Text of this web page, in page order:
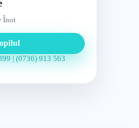
Înot
| (0736) 913 563